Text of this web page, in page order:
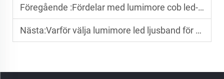
Föregående :Fördelar med lumimore cob led-spår för effektiv belysning
Nästa:Varför välja lumimore led ljusband för dina belysningsprojekt